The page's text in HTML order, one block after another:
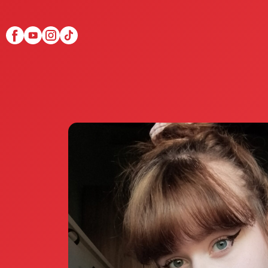
Scopri Club di Più
Le testimonianze Club
La fondatrice Valeria